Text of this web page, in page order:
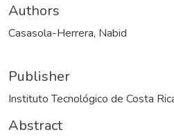
Authors
Casasola-Herrera, Nabid
Publisher
Instituto Tecnológico de Costa
Abstract